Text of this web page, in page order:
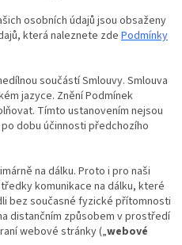
osobních údajů jsou obsaženy
která naleznete zde Podmínky
součástí Smlouvy. Smlouva
jazyce. Znění Podmínek
Tímto ustanovením nejsou
dobu účinnosti předchozího
na dálku. Proto i pro naši
komunikace na dálku, které
bez současné fyzické přítomnosti
distančním způsobem v prostředí
webové stránky („webové